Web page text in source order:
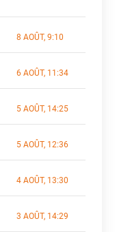
8 AOÛT, 9:10
6 AOÛT, 11:34
5 AOÛT, 14:25
5 AOÛT, 12:36
4 AOÛT, 13:30
3 AOÛT, 14:29